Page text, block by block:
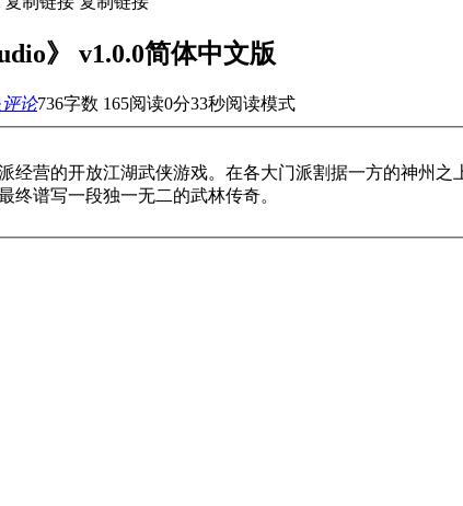
》 v1.0.0简体中文版
评论736字数 165阅读0分33秒阅读模式
经营的开放江湖武侠游戏。在各大门派割据一方的神州
终谱写一段独一无二的武林传奇。